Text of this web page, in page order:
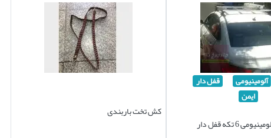
آلومینیومی
قفل دار
ایمن
کش تخت باربندی